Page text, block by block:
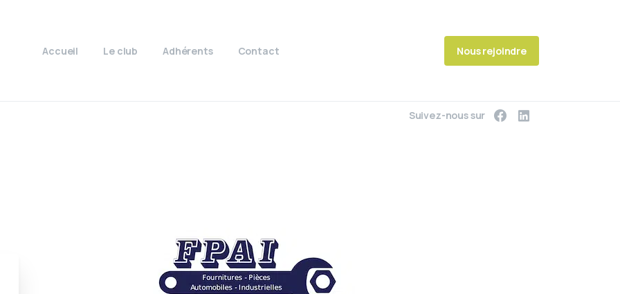
Accueil Le club Adhérents Contact Nous rejoindre
Suivez-nous sur